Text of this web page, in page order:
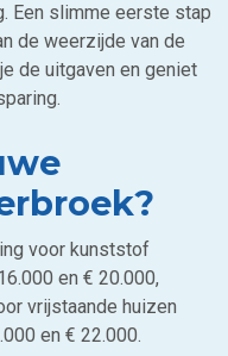
Een slimme eerste stap
de weerzijde van de
de uitgaven en geniet
voor kunststof
en € 20.000,
vrijstaande huizen
en € 22.000.